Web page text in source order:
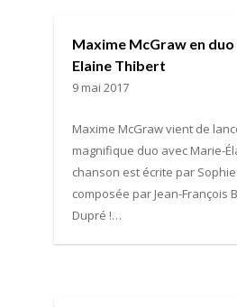
Maxime McGraw en
Elaine Thibert
9 mai 2017
Maxime McGraw vient de
magnifique duo avec Marie-
chanson est écrite par
composée par Jean-François
Dupré !…